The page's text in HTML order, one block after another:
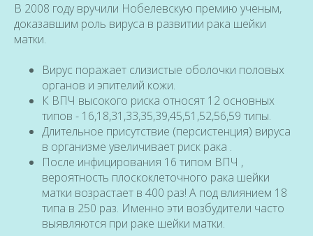
В 2008 году вручили Нобелевскую премию ученым,
доказавшим роль вируса в развитии рака шейки
матки.
Вирус поражает слизистые оболочки половых
органов и эпителий кожи.
К ВПЧ высокого риска относят 12 основных
типов - 16,18,31,33,35,39,45,51,52,56,59 типы.
Длительное присутствие (персистенция) вируса
в организме увеличивает риск рака .
После инфицирования 16 типом ВПЧ ,
вероятность плоскоклеточного рака шейки
матки возрастает в 400 раз! А под влиянием 18
типа в 250 раз. Именно эти возбудители часто
выявляются при раке шейки матки.